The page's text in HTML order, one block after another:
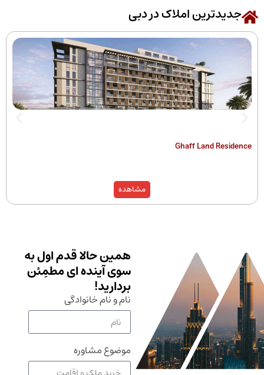
املاک در دبی
Ghaff
همین حالا قدم اول به
سوی آینده ای مطمِئن
بردارید!
نام و نام خانوادگی
موضوع مشاوره